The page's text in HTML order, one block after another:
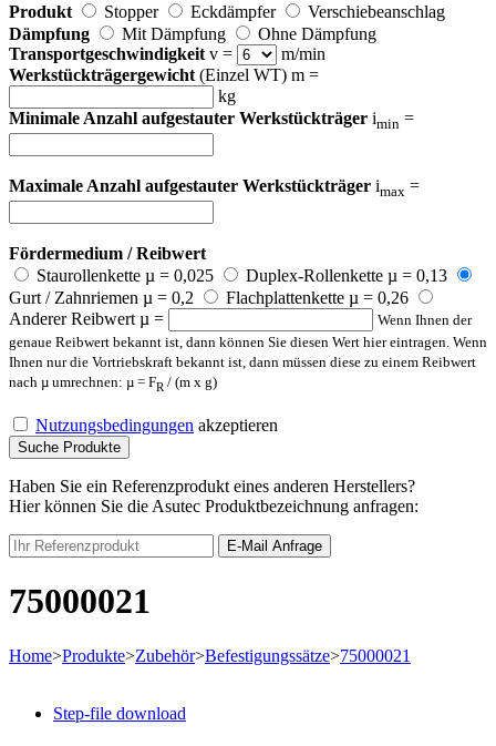
Produkt Stopper Eckdämpfer
Verschiebeanschlag
Dämpfung
Mit Dämpfung
Ohne Dämpfung
Transportgeschwindigkeit v =
m/min
Werkstückträgergewicht (Einzel WT) m =
kg
Minimale Anzahl aufgestauter Werkstückträger imin =
Maximale Anzahl aufgestauter Werkstückträger imax =
Fördermedium / Reibwert
Staurollenkette µ = 0,025
Duplex-Rollenkette µ = 0,13
Gurt / Zahnriemen µ = 0,2
Flachplattenkette µ = 0,26
Anderer Reibwert µ =
Wenn Ihnen der
genaue Reibwert bekannt ist, dann können Sie diesen Wert hier eintragen. Wenn
Ihnen nur die Vortriebskraft bekannt ist, dann müssen diese zu einem Reibwert
nach µ umrechnen: µ = FR / (m x g)
Nutzungsbedingungen akzeptieren
Suche Produkte
Haben Sie ein Referenzprodukt eines anderen Herstellers?
Hier können Sie die Asutec Produktbezeichnung anfragen:
E-Mail Anfrage
75000021
Home>Produkte>Zubehör>Befestigungssätze>75000021
Step-file download